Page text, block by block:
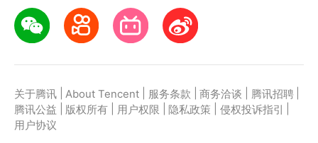
关于腾讯 About Tencent 服务条款 商务洽谈 腾讯招聘
腾讯公益
版权所有 用户权限 隐私政策 侵权投诉指引
用户协议